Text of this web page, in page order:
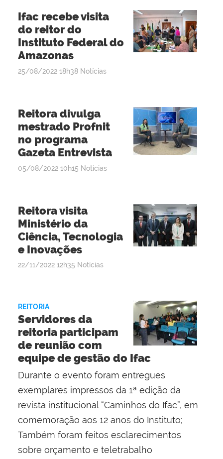
Ifac recebe visita
do reitor do
Instituto Federal do
Amazonas
por
publicado
25/08/2022 18h38 Notícias
Reitora divulga
mestrado Profnit
no programa
Gazeta Entrevista
por
publicado
05/08/2022 10h15 Notícias
Reitora visita
Ministério da
Ciência, Tecnologia
e Inovações
por
publicado
22/11/2022 12h35 Notícias
REITORIA
Servidores da
reitoria participam
de reunião com
equipe de gestão do Ifac
Durante o evento foram entregues
exemplares impressos da 1ª edição da
revista institucional “Caminhos do Ifac”, em
comemoração aos 12 anos do Instituto;
Também foram feitos esclarecimentos
sobre orçamento e teletrabalho